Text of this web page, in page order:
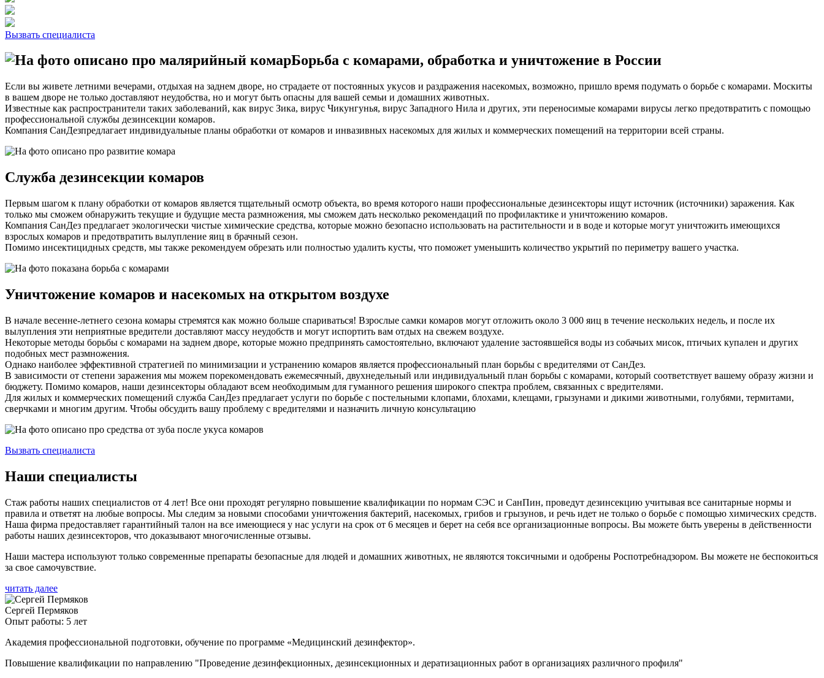
Вызвать специалиста
Борьба с комарами, обработка и уничтожение в России
Если вы живете летними вечерами, отдыхая на заднем дворе, но страдаете от постоянных укусов и раздражения насекомых, возможно, пришло время подумать о борьбе с комарами. Москиты
в вашем дворе не только доставляют неудобства, но и могут быть опасны для вашей семьи и домашних животных.
Известные как распространители таких заболеваний, как вирус Зика, вирус Чикунгунья, вирус Западного Нила и других, эти переносимые комарами вирусы легко предотвратить с помощью
профессиональной службы дезинсекции комаров.
Компания СанДезпредлагает индивидуальные планы обработки от комаров и инвазивных насекомых для жилых и коммерческих помещений на территории всей страны.
Служба дезинсекции комаров
Первым шагом к плану обработки от комаров является тщательный осмотр объекта, во время которого наши профессиональные дезинсекторы ищут источник (источники) заражения. Как
только мы сможем обнаружить текущие и будущие места размножения, мы сможем дать несколько рекомендаций по профилактике и уничтожению комаров.
Компания СанДез предлагает экологически чистые химические средства, которые можно безопасно использовать на растительности и в воде и которые могут уничтожить имеющихся
взрослых комаров и предотвратить вылупление яиц в брачный сезон.
Помимо инсектицидных средств, мы также рекомендуем обрезать или полностью удалить кусты, что поможет уменьшить количество укрытий по периметру вашего участка.
Уничтожение комаров и насекомых на открытом воздухе
В начале весенне-летнего сезона комары стремятся как можно больше спариваться! Взрослые самки комаров могут отложить около 3 000 яиц в течение нескольких недель, и после их
вылупления эти неприятные вредители доставляют массу неудобств и могут испортить вам отдых на свежем воздухе.
Некоторые методы борьбы с комарами на заднем дворе, которые можно предпринять самостоятельно, включают удаление застоявшейся воды из собачьих мисок, птичьих купален и других
подобных мест размножения.
Однако наиболее эффективной стратегией по минимизации и устранению комаров является профессиональный план борьбы с вредителями от СанДез.
В зависимости от степени заражения мы можем порекомендовать ежемесячный, двухнедельный или индивидуальный план борьбы с комарами, который соответствует вашему образу жизни и
бюджету. Помимо комаров, наши дезинсекторы обладают всем необходимым для гуманного решения широкого спектра проблем, связанных с вредителями.
Для жилых и коммерческих помещений служба СанДез предлагает услуги по борьбе с постельными клопами, блохами, клещами, грызунами и дикими животными, голубями, термитами,
сверчками и многим другим. Чтобы обсудить вашу проблему с вредителями и назначить личную консультацию
Вызвать специалиста
Наши специалисты
Стаж работы наших специалистов от 4 лет! Все они проходят регулярно повышение квалификации по нормам СЭС и СанПин, проведут дезинсекцию учитывая все санитарные нормы и
правила и ответят на любые вопросы. Мы следим за новыми способами уничтожения бактерий, насекомых, грибов и грызунов, и речь идет не только о борьбе с помощью химических средств.
Наша фирма предоставляет гарантийный талон на все имеющиеся у нас услуги на срок от 6 месяцев и берет на себя все организационные вопросы. Вы можете быть уверены в действенности
работы наших дезинсекторов, что доказывают многочисленные отзывы.
Наши мастера используют только современные препараты безопасные для людей и домашних животных, не являются токсичными и одобрены Роспотребнадзором. Вы можете не беспокоиться
за свое самочувствие.
читать далее
Сергей Пермяков
Опыт работы: 5 лет
Академия профессиональной подготовки, обучение по программе «Медицинский дезинфектор».
Повышение квалификации по направлению "Проведение дезинфекционных, дезинсекционных и дератизационных работ в организациях различного профиля"